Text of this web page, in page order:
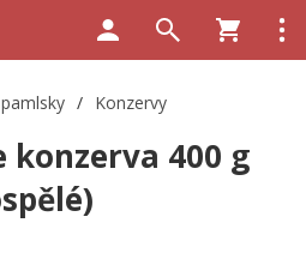
/ Konzervy
konzerva 400 g